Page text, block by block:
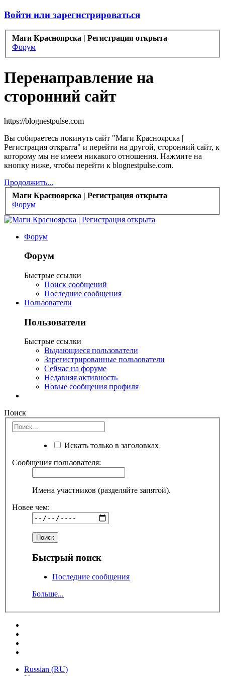
Войти или зарегистрироваться
Маги Красноярска | Регистрация открыта
Форум
Перенаправление на
сторонний сайт
https://blognestpulse.com
Вы собираетесь покинуть сайт "Маги Красноярска |
Регистрация открыта" и перейти на другой, сторонний сайт, к
которому мы не имеем никакого отношения. Нажмите на
кнопку ниже, чтобы перейти к blognestpulse.com.
Продолжить...
Маги Красноярска | Регистрация открыта
Форум
Форум
Форум
Быстрые ссылки
Поиск сообщений
Последние сообщения
Пользователи
Пользователи
Быстрые ссылки
Выдающиеся пользователи
Зарегистрированные пользователи
Сейчас на форуме
Недавняя активность
Новые сообщения профиля
Поиск
Искать только в заголовках
Сообщения пользователя:
Имена участников (разделяйте запятой).
Новее чем:
Быстрый поиск
Последние сообщения
Больше...
Russian (RU)